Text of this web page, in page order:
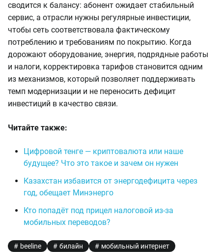
сводится к балансу: абонент ожидает стабильный
сервис, а отрасли нужны регулярные инвестиции,
чтобы сеть соответствовала фактическому
потреблению и требованиям по покрытию. Когда
дорожают оборудование, энергия, подрядные работы
и налоги, корректировка тарифов становится одним
из механизмов, который позволяет поддерживать
темп модернизации и не переносить дефицит
инвестиций в качество связи.
Читайте также:
Цифровой тенге — криптовалюта или наше
будущее? Что это такое и зачем он нужен
Казахстан избавится от энергодефицита через
год, обещает Минэнерго
Кто попадёт под прицел налоговой из-за
мобильных переводов?
beeline билайн мобильный интернет